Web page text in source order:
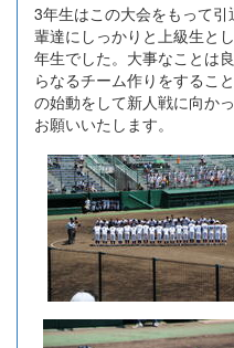
3年生はこの大会をもって
輩達にしっかりと上級生と
年生でした。大事なことは
らなるチーム作りをするこ
の始動をして新人戦に向か
お願いいたします。